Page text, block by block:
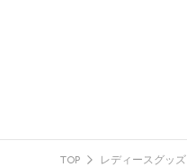
TOP レディースグッズ